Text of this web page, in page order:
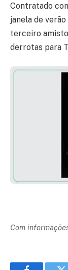
Contratado
janela de
terceiro
derrotas para
Com